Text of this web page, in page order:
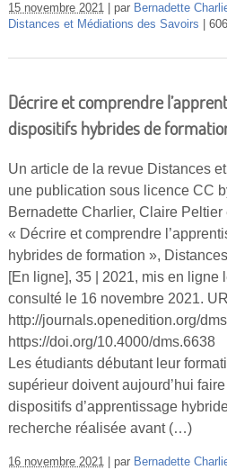
15 novembre 2021 par Bernadette
Distances et Médiations des Savoirs
Décrire et comprendre
dispositifs hybrides de
Un article de la revue Distances
une publication sous licence CC
Bernadette Charlier, Claire Peltier
« Décrire et comprendre
hybrides de formation »,
[En ligne], 35 | 2021, mis en ligne
consulté le 16 novembre 2021.
http://journals.openedition.org/
https://doi.org/10.4000/dms.6638
Les étudiants débutant leur
supérieur doivent aujourd’hui
dispositifs d’apprentissage
recherche réalisée avant (…)
16 novembre 2021 par Bernadette